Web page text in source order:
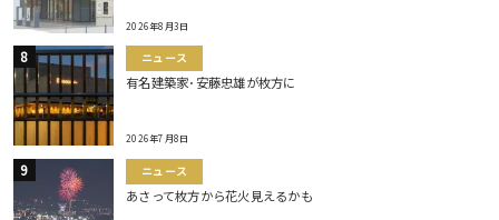
2026年8月3日
ニュース
有名建築家･安藤忠雄が枚方に
2026年7月8日
ニュース
あさって枚方から花火見えるかも